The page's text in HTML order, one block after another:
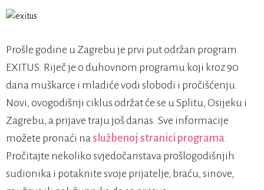
Prošle godine u Zagrebu je prvi put održan program
EXITUS. Riječ je o duhovnom programu koji kroz 90
dana muškarce i mladiće vodi slobodi i pročišćenju.
Novi, ovogodišnji ciklus održat će se u Splitu, Osijeku i
Zagrebu, a prijave traju još danas. Sve informacije
možete pronaći naslužbenoj stranici programa.
Pročitajte nekoliko svjedočanstava prošlogodišnjih
sudionika i potaknite svoje prijatelje, braću, sinove,